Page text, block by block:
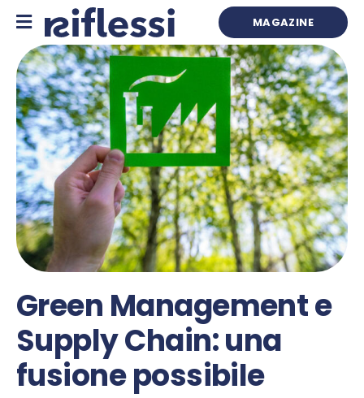
content
MAGAZINE
Green Management e
Supply Chain: una
fusione possibile